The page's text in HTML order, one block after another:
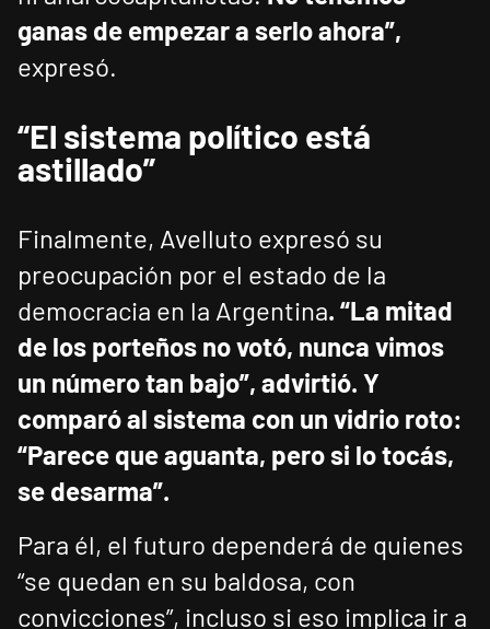
ganas de empezar a serlo ahora”,
expresó.
“El sistema político está
astillado”
Finalmente, Avelluto expresó su
preocupación por el estado de la
democracia en la Argentina. “La mitad
de los porteños no votó, nunca vimos
un número tan bajo”, advirtió. Y
comparó al sistema con un vidrio roto:
“Parece que aguanta, pero si lo tocás,
se desarma”.
Para él, el futuro dependerá de quienes
“se quedan en su baldosa, con
convicciones”, incluso si eso implica ir a